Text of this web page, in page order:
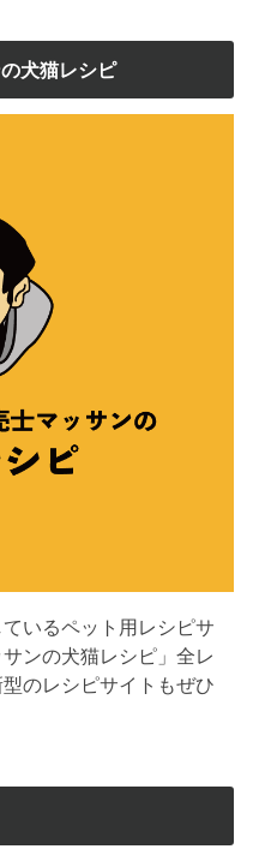
犬猫レシピ
いるペット用レシピサ
ンの犬猫レシピ」全レ
のレシピサイトもぜひ